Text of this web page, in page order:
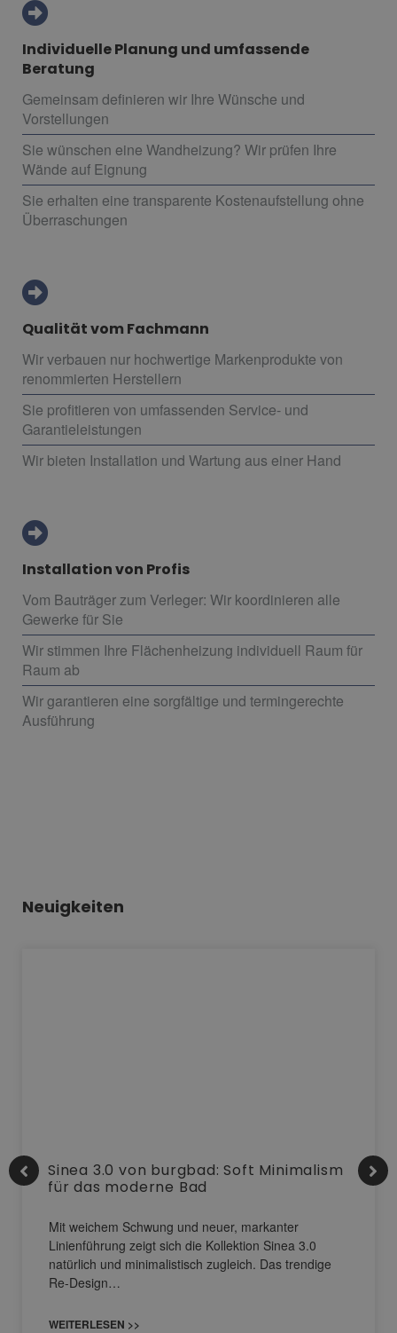
Individuelle Planung und umfassende
Beratung
Gemeinsam definieren wir Ihre Wünsche und
Vorstellungen
Sie wünschen eine Wandheizung? Wir prüfen Ihre
Wände auf Eignung
Sie erhalten eine transparente Kostenaufstellung ohne
Überraschungen
Qualität vom Fachmann
Wir verbauen nur hochwertige Markenprodukte von
renommierten Herstellern
Sie profitieren von umfassenden Service- und
Garantieleistungen
Wir bieten Installation und Wartung aus einer Hand
Installation von Profis
Vom Bauträger zum Verleger: Wir koordinieren alle
Gewerke für Sie
Wir stimmen Ihre Flächenheizung individuell Raum für
Raum ab
Wir garantieren eine sorgfältige und termingerechte
Ausführung
Neuigkeiten
Sinea 3.0 von burgbad: Soft Minimalism
für das moderne Bad
Mit weichem Schwung und neuer, markanter
Linienführung zeigt sich die Kollektion Sinea 3.0
natürlich und minimalistisch zugleich. Das trendige
Re-Design…
WEITERLESEN >>